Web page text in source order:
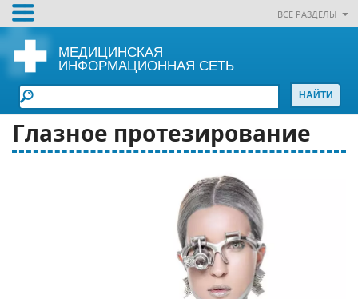
ВСЕ РАЗДЕЛЫ
МЕДИЦИНСКАЯ
ИНФОРМАЦИОННАЯ СЕТЬ
Глазное протезирование